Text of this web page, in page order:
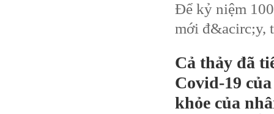
Để kỷ niệm
mới đ&acirc;y,
Cả thảy đã
Covid-19
khỏe của